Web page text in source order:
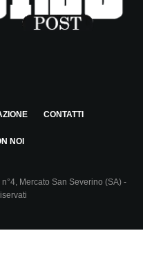
CONTATTI
NOI
Mercato San Severino (SA) -